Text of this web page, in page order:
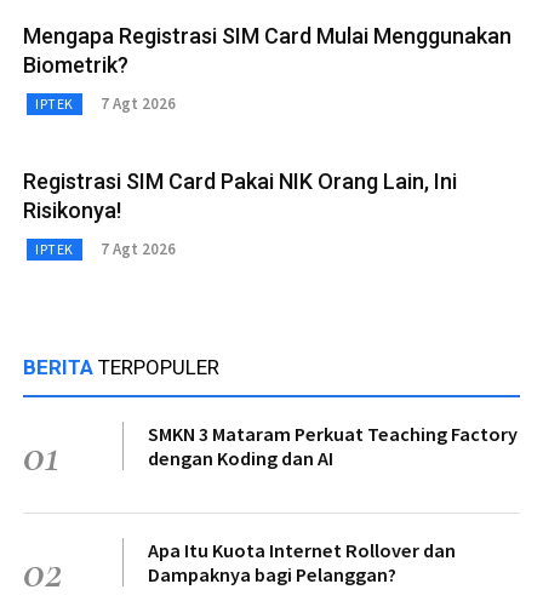
Mengapa Registrasi SIM Card Mulai Menggunakan
Biometrik?
IPTEK 7 Agt 2026
Registrasi SIM Card Pakai NIK Orang Lain, Ini
Risikonya!
IPTEK 7 Agt 2026
BERITA TERPOPULER
01
SMKN 3 Mataram Perkuat Teaching Factory
dengan Koding dan AI
02
Apa Itu Kuota Internet Rollover dan
Dampaknya bagi Pelanggan?